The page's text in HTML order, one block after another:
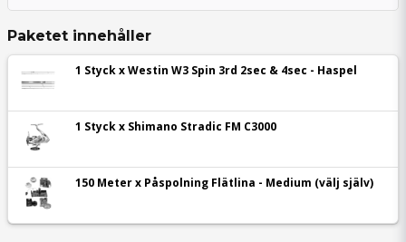
Paketet innehåller
1 Styck x Westin W3 Spin 3rd 2sec & 4sec - Haspel
1 Styck x Shimano Stradic FM C3000
150 Meter x Påspolning Flätlina - Medium (välj själv)